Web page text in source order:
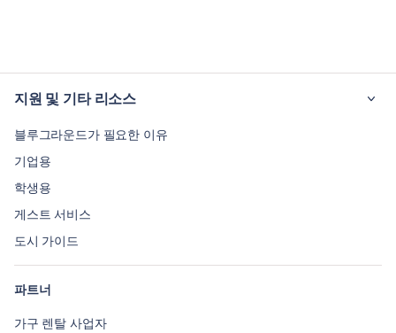
지원 및 기타 리소스
블루그라운드가 필요한 이유
기업용
학생용
게스트 서비스
도시 가이드
파트너
가구 렌탈 사업자